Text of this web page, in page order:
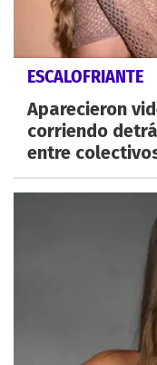
ESCALOFRIANTE
Aparecieron
corriendo
entre